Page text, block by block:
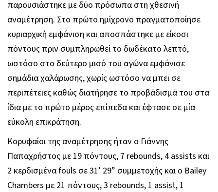
παρουσιάστηκε με δύο πρόσωπα στη χθεσινή
αναμέτρηση. Στο πρώτο ημίχρονο πραγματοποίησε
κυριαρχική εμφάνιση και αποσπάστηκε με είκοσι
πόντους πριν συμπληρωθεί το δωδέκατο λεπτό,
ωστόσο στο δεύτερο μισό του αγώνα εμφάνισε
σημάδια χαλάρωσης, χωρίς ωστόσο να μπει σε
περιπέτειες καθώς διατήρησε το προβάδισμά του στα
ίδια με το πρώτο μέρος επίπεδα και έφτασε σε μία
εύκολη επικράτηση.
Κορυφαίοι της αναμέτρησης ήταν ο Γιάννης
Παπαχρήστος με 19 πόντους, 7 rebounds, 4 assists και
2 κερδισμένα fouls σε 31’ 29” συμμετοχής και ο Bailey
Chambers με 21 πόντους, 3 rebounds, 1 assist, 1